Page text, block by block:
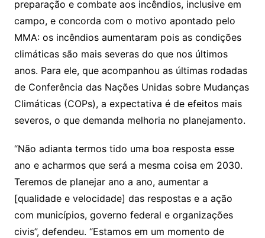
preparação e combate aos incêndios, inclusive em
campo, e concorda com o motivo apontado pelo
MMA: os incêndios aumentaram pois as condições
climáticas são mais severas do que nos últimos
anos. Para ele, que acompanhou as últimas rodadas
de Conferência das Nações Unidas sobre Mudanças
Climáticas (COPs), a expectativa é de efeitos mais
severos, o que demanda melhoria no planejamento.
“Não adianta termos tido uma boa resposta esse
ano e acharmos que será a mesma coisa em 2030.
Teremos de planejar ano a ano, aumentar a
[qualidade e velocidade] das respostas e a ação
com municípios, governo federal e organizações
civis”, defendeu. “Estamos em um momento de